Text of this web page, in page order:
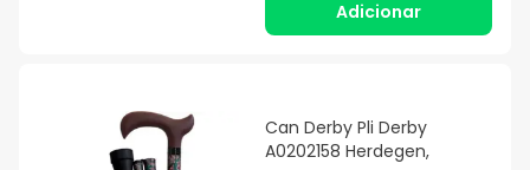
Adicionar
Can Derby Pli Derby
A0202158 Herdegen,